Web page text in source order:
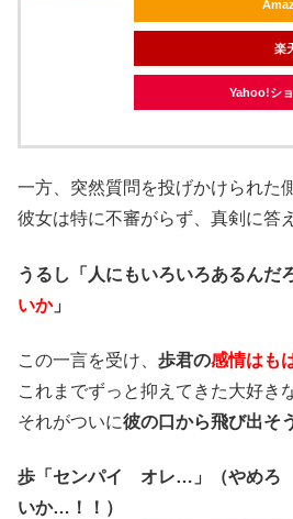
楽
Yahoo!シ
一方、突然質問を投げかけられた
彼女は特に不審がらず、真剣に答
うるし「人にもいろいろあるんだ
いか」
この一言を受け、 歩君の感情はも
これまでずっと抑えてきた大好き
それがついに彼の口から飛び出そ
歩「センパイ オレ…」（やめろ
いか…！！）